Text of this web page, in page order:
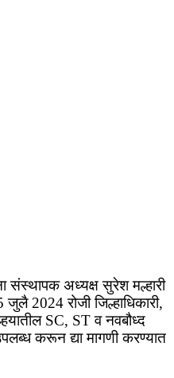
अध्यक्ष सुरेश मल्हारी
2024 रोजी जिल्हाधिकारी,
SC, ST व नवबौध्द
करून द्या मागणी करण्यात